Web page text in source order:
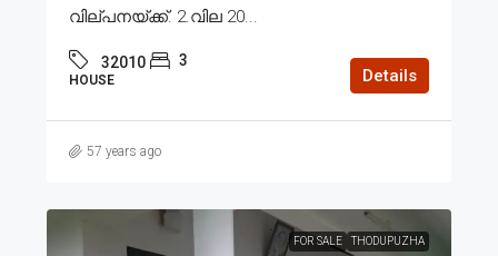
വില്പനയ്ക്ക്. 2.വില 20...
32010 3
HOUSE Details
57 years ago
FOR SALE THODUPUZHA